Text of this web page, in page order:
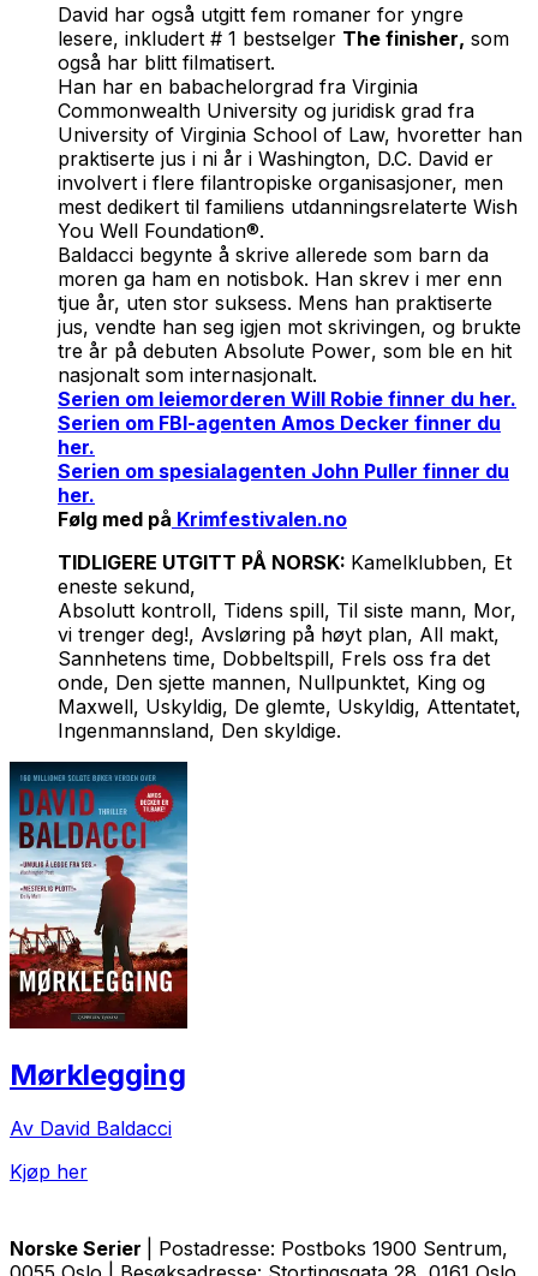
David har også utgitt fem romaner for yngre
lesere, inkludert # 1 bestselger The finisher, som
også har blitt filmatisert.
Han har en babachelorgrad fra Virginia
Commonwealth University og juridisk grad fra
University of Virginia School of Law, hvoretter han
praktiserte jus i ni år i Washington, D.C. David er
involvert i flere filantropiske organisasjoner, men
mest dedikert til familiens utdanningsrelaterte Wish
You Well Foundation®.
Baldacci begynte å skrive allerede som barn da
moren ga ham en notisbok. Han skrev i mer enn
tjue år, uten stor suksess. Mens han praktiserte
jus, vendte han seg igjen mot skrivingen, og brukte
tre år på debuten Absolute Power, som ble en hit
nasjonalt som internasjonalt.
Serien om leiemorderen Will Robie finner du her.
Serien om FBI-agenten Amos Decker finner du
her.
Serien om spesialagenten John Puller finner du
her.
Følg med på Krimfestivalen.no
TIDLIGERE UTGITT PÅ NORSK: Kamelklubben, Et
eneste sekund,
Absolutt kontroll, Tidens spill, Til siste mann, Mor,
vi trenger deg!, Avsløring på høyt plan, All makt,
Sannhetens time, Dobbeltspill, Frels oss fra det
onde, Den sjette mannen, Nullpunktet, King og
Maxwell, Uskyldig, De glemte, Uskyldig, Attentatet,
Ingenmannsland, Den skyldige.
Mørklegging
Av David Baldacci
Kjøp her
Norske Serier
| Postadresse: Postboks 1900 Sentrum,